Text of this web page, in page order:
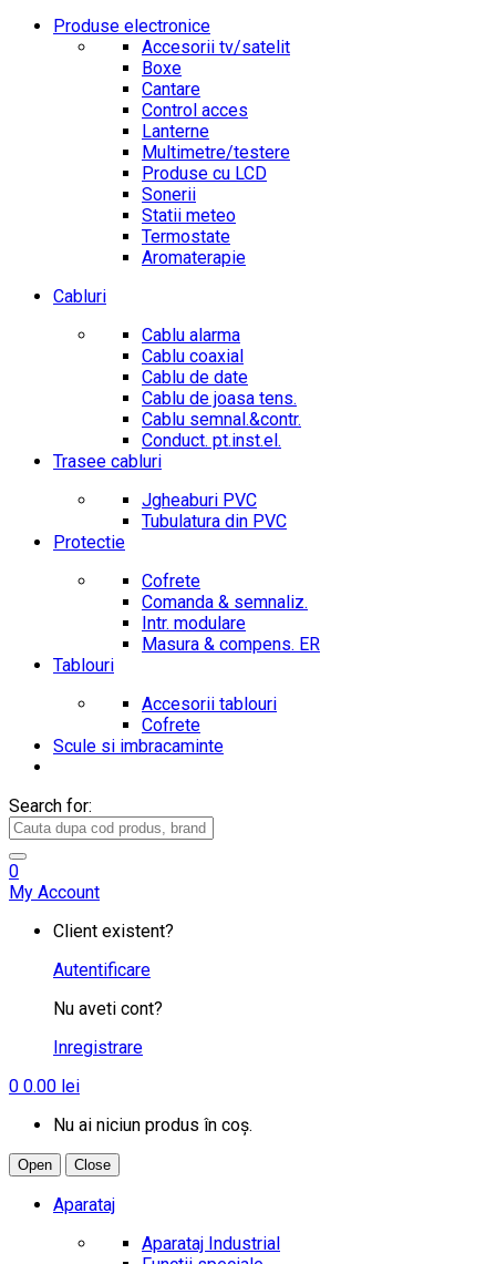
Produse electronice
Accesorii tv/satelit
Boxe
Cantare
Control acces
Lanterne
Multimetre/testere
Produse cu LCD
Sonerii
Statii meteo
Termostate
Aromaterapie
Cabluri
Cablu alarma
Cablu coaxial
Cablu de date
Cablu de joasa tens.
Cablu semnal.&contr.
Conduct. pt.inst.el.
Trasee cabluri
Jgheaburi PVC
Tubulatura din PVC
Protectie
Cofrete
Comanda & semnaliz.
Intr. modulare
Masura & compens. ER
Tablouri
Accesorii tablouri
Cofrete
Scule si imbracaminte
Search for:
0
My Account
Client existent?
Autentificare
Nu aveti cont?
Inregistrare
0 0.00 lei
Nu ai niciun produs în coș.
Open Close
Aparataj
Aparataj Industrial